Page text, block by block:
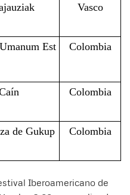
Vasco
Umanum Est Colombia
Colombia
de Gukup Colombia
Iberoamericano de